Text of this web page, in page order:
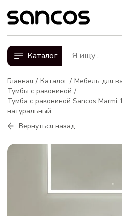
Каталог
Главная Каталог
Мебель для
Тумбы с раковиной
Тумба с раковиной Sancos Marmi
натуральный
Вернуться назад